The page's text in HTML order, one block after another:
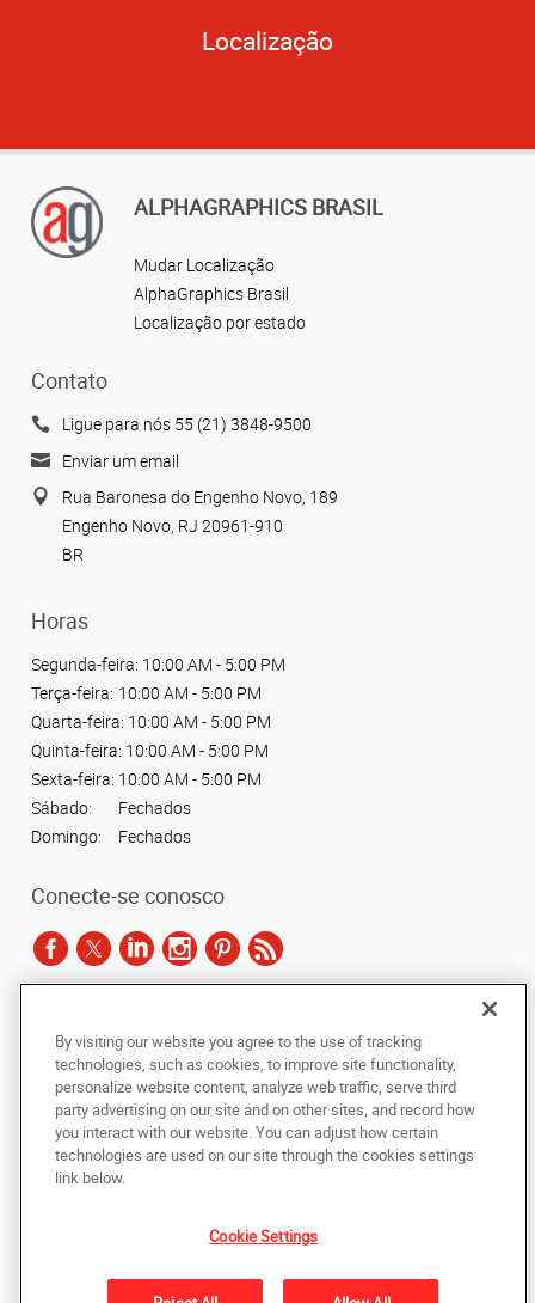
Localização
ALPHAGRAPHICS BRASIL
Mudar Localização
AlphaGraphics Brasil
Localização por estado
Contato
Ligue para nós 55 (21) 3848-9500
Enviar um email
Rua Baronesa do Engenho Novo, 189
Engenho Novo, RJ 20961-910
BR
Horas
Segunda-feira: 10:00 AM - 5:00 PM
Terça-feira: 10:00 AM - 5:00 PM
Quarta-feira: 10:00 AM - 5:00 PM
Quinta-feira: 10:00 AM - 5:00 PM
Sexta-feira: 10:00 AM - 5:00 PM
Sábado:
Fechados
Domingo:
Fechados
Conecte-se conosco
Copyright © 2024 AlphaGraphics Printshops do Brasil. Todos os direitos
reservados.
Rua Baronesa do Engenho Novo, 189
De volta ao topo
copiada, fotocopiada, reproduzida, traduzida ou reduzida a qualquer meio
eletrônico ou forma legível por máquina, no todo ou em parte, sem o
consentimento prévio por escrito da AlphaGraphics Brasil.
By visiting our website you agree to the use of tracking
technologies, such as cookies, to improve site functionality,
personalize website content, analyze web traffic, serve third
party advertising on our site and on other sites, and record how
you interact with our website. You can adjust how certain
technologies are used on our site through the cookies settings
link below.
Cookie Settings